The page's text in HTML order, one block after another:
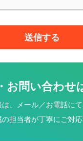
お問い合わせ
、メール／お電話に
担当者が丁寧にご対応